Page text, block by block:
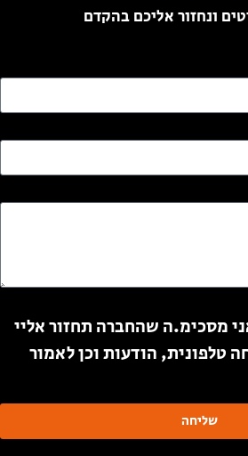
ונחזור אליכם בהקדם
מסכימ.ה שהחברה תחזור אליי
הודעות וכן לאמור
שליחה